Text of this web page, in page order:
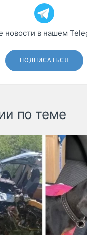
новости в нашем
ПОДПИСАТЬСЯ
по теме